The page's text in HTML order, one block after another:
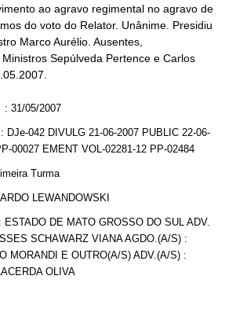
ao agravo regimental no agravo de
do voto do Relator. Unânime. Presidiu
Marco Aurélio. Ausentes,
Sepúlveda Pertence e Carlos
: 31/05/2007
: DJe-042 DIVULG 21-06-2007 PUBLIC 22-06-
00027 EMENT VOL-02281-12 PP-02484
Turma
LEWANDOWSKI
ESTADO DE MATO GROSSO DO SUL ADV.
SCHAWARZ VIANA AGDO.(A/S) :
MORANDI E OUTRO(A/S) ADV.(A/S) :
OLIVA